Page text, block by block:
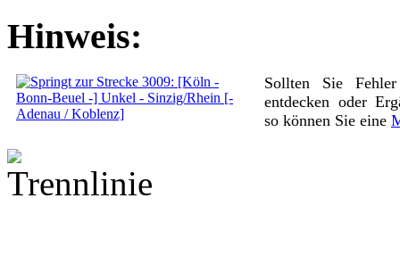
Hinweis:
Sollten Sie
entdecken oder
so können Sie eine